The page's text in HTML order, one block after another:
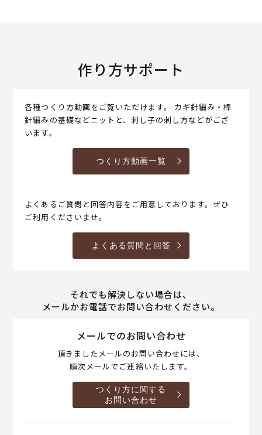
作り方サポート
各種つくり方動画をご覧いただけます。 カギ針編み・棒
針編みの基礎などニットと、刺し子の刺し方などがござ
います。
つくり方動画一覧
よくあるご質問と回答内容をご用意しております。ぜひ
ご利用くださいませ。
よくある質問と回答
それでも解決しない場合は、
メールかお電話でお問い合わせください。
メールでのお問い合わせ
頂きましたメールのお問い合わせには、
順次メールでご連絡いたします。
つくり方に関する
お問い合わせ